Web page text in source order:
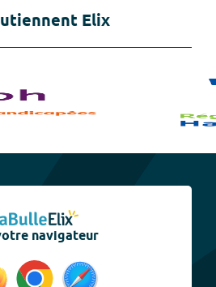
Elix
navigateur